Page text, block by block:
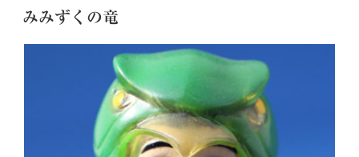
稿
日:
みみずくの竜